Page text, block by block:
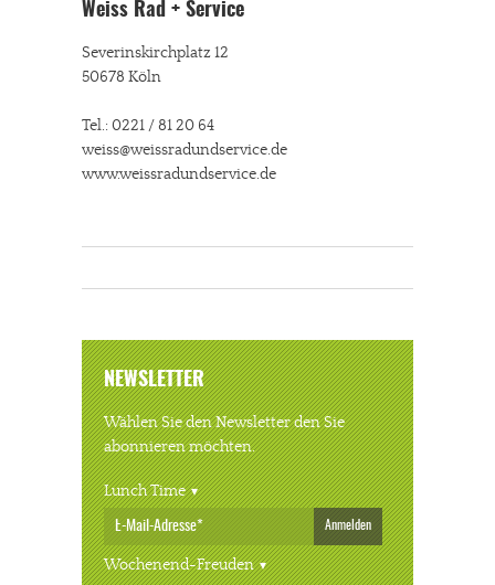
Weiss Rad + Service
Severinskirchplatz 12
50678 Köln
Tel.: 0221 / 81 20 64
weiss@weissradundservice.de
www.weissradundservice.de
NEWSLETTER
Wählen Sie den Newsletter den Sie
abonnieren möchten.
Lunch Time
Anmelden
Wochenend-Freuden